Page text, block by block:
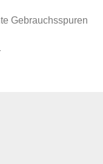
Gebrauchsspuren